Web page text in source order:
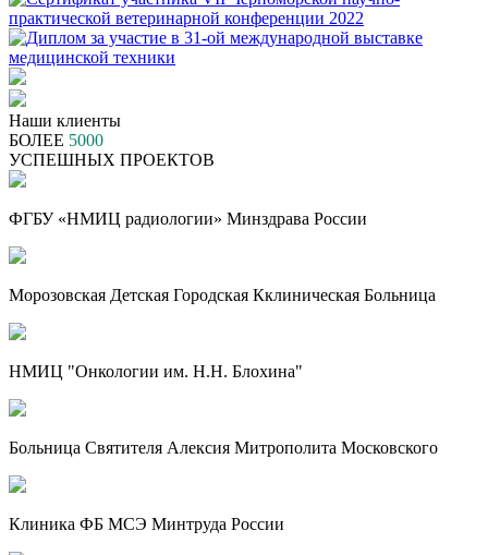
Наши клиенты
БОЛЕЕ 5000
УСПЕШНЫХ ПРОЕКТОВ
ФГБУ «НМИЦ радиологии» Минздрава России
Морозовская Детская Городская Кклиническая Больница
НМИЦ "Онкологии им. Н.Н. Блохина"
Больница Святителя Алексия Митрополита Московского
Клиника ФБ МСЭ Минтруда России